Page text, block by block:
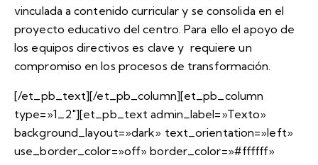
vinculada a contenido curricular y se consolida en el
proyecto educativo del centro. Para ello el apoyo de
los equipos directivos es clave y requiere un
compromiso en los procesos de transformación.
[/et_pb_text][/et_pb_column][et_pb_column
type=»1_2″][et_pb_text admin_label=»Texto»
background_layout=»dark» text_orientation=»left»
use_border_color=»off» border_color=»#ffffff»